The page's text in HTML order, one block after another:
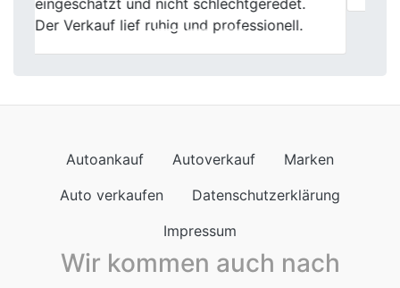
Auto verkaufen
Datenschutzerklärung
Impressum
Wir kommen auch nach
Autoankauf in Baden-Württemberg